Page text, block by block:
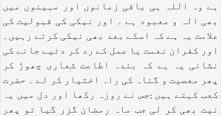
ہے وہ اللہ ہی باقی زمانوں اور مہینوں میں
بھی الہ و معبود ہے ۔ اور نیکی کی قبولیت کی
علامت یہ ہے کہ اسکے بعد بھی نیکی کرتے رہیں۔
اور کفران نعمت یا عمل کے رد کر دئیے جانے کی
نشانی یہ ہے کہ بندہ اطاعت شعاری چھوڑ کر
پھر معصیت و گناہ کی راہ اختیار کر لے ۔ حضرت
کعب کہتے ہیں :جس نے روزہ رکھا اور دل میں یہ
نیت بھی کر لی جب ماہ رمضان گزر گیا تو پھر